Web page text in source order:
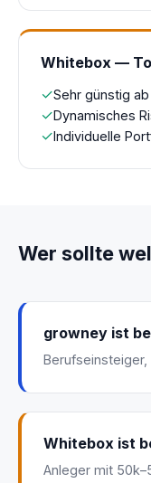
Whitebox —
✓Sehr günstig
✓Dynamisches
✓Individuelle
Wer sollte
growney ist
Whitebox ist
Anleger mit